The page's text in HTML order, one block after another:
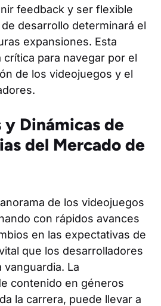
feedback y ser flexible
desarrollo determinará el
expansiones. Esta
crítica para navegar por el
de los videojuegos y el
y Dinámicas de
del Mercado de
de los videojuegos
con rápidos avances
en las expectativas de
que los desarrolladores
vanguardia. La
contenido en géneros
la carrera, puede llevar a